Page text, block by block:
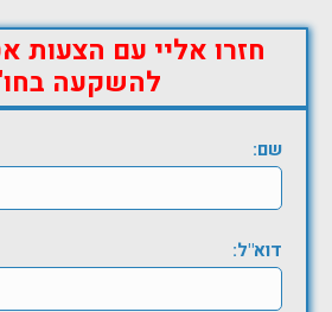
חזרו אליי עם הצעות
להשקעה
שם:
דוא"ל: